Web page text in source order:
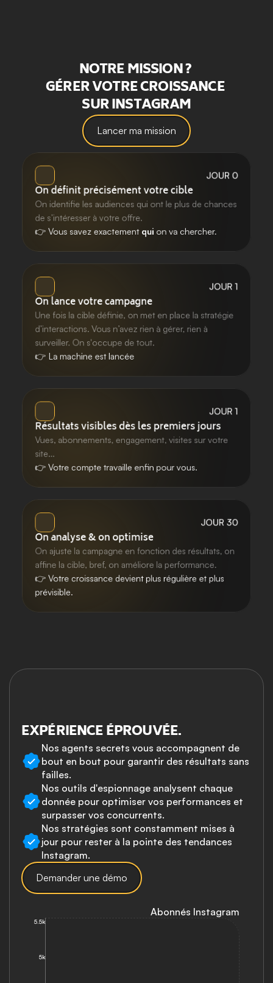
NOTRE MISSION ?
GÉRER VOTRE CROISSANCE
SUR INSTAGRAM
Lancer ma mission
JOUR 0
On définit précisément votre cible
On identifie les audiences qui ont le plus de chances
de s’intéresser à votre offre.
👉 Vous savez exactement qui on va chercher.
JOUR 1
On lance votre campagne
Une fois la cible définie, on met en place la stratégie
d’interactions. Vous n’avez rien à gérer, rien à
surveiller. On s'occupe de tout.
👉 La machine est lancée
JOUR 1
Résultats visibles dès les premiers jours
Vues, abonnements, engagement, visites sur votre
site...
👉 Votre compte travaille enfin pour vous.
JOUR 30
On analyse & on optimise
On ajuste la campagne en fonction des résultats, on
affine la cible, bref, on améliore la performance.
👉 Votre croissance devient plus régulière et plus
prévisible.
EXPÉRIENCE ÉPROUVÉE.
Nos agents secrets vous accompagnent de
bout en bout pour garantir des résultats sans
failles.
Nos outils d'espionnage analysent chaque
donnée pour optimiser vos performances et
surpasser vos concurrents.
Nos stratégies sont constamment mises à
jour pour rester à la pointe des tendances
Instagram.
Demander une démo
Abonnés Instagram
5.5k
5k